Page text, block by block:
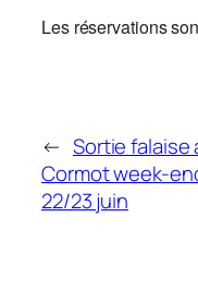
Les réservations
← Sortie falaise
Cormot week-
22/23 juin